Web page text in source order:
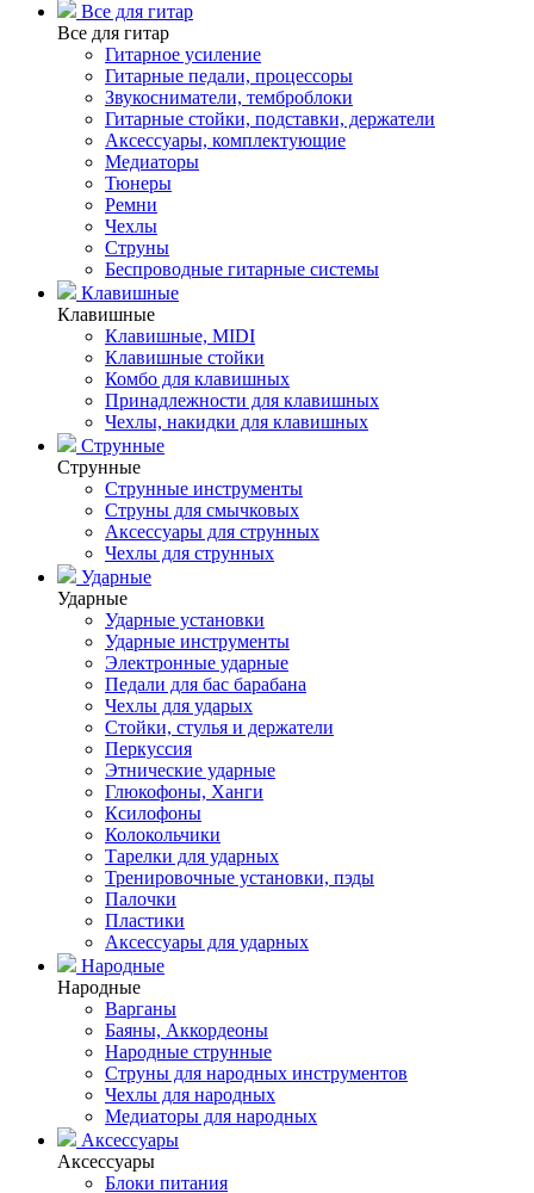
Все для гитар
Все для гитар
Гитарное усиление
Гитарные педали, процессоры
Звукосниматели, темброблоки
Гитарные стойки, подставки, держатели
Аксессуары, комплектующие
Медиаторы
Тюнеры
Ремни
Чехлы
Струны
Беспроводные гитарные системы
Клавишные
Клавишные
Клавишные, MIDI
Клавишные стойки
Комбо для клавишных
Принадлежности для клавишных
Чехлы, накидки для клавишных
Струнные
Струнные
Струнные инструменты
Струны для смычковых
Аксессуары для струнных
Чехлы для струнных
Ударные
Ударные
Ударные установки
Ударные инструменты
Электронные ударные
Педали для бас барабана
Чехлы для ударых
Стойки, стулья и держатели
Перкуссия
Этнические ударные
Глюкофоны, Ханги
Ксилофоны
Колокольчики
Тарелки для ударных
Тренировочные установки, пэды
Палочки
Пластики
Аксессуары для ударных
Народные
Народные
Варганы
Баяны, Аккордеоны
Народные струнные
Струны для народных инструментов
Чехлы для народных
Медиаторы для народных
Аксессуары
Аксессуары
Блоки питания